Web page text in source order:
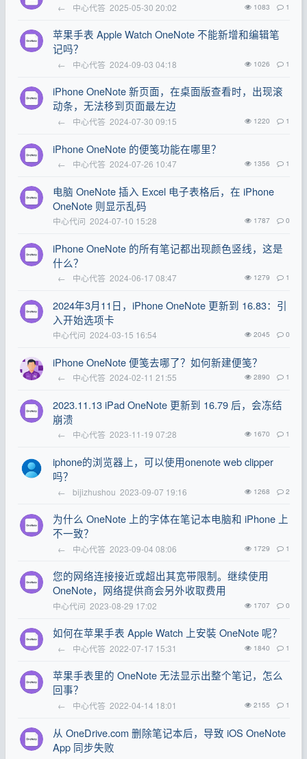
← 中心代答 2025-05-30 20:02 1083 1
苹果手表 Apple Watch OneNote 不能新增和编辑笔
记吗？
← 中心代答 2024-09-03 04:18 1026 1
iPhone OneNote 新页面，在桌面版查看时，出现滚
动条，无法移到页面最左边
← 中心代答 2024-07-30 09:15 1220 1
iPhone OneNote 的便笺功能在哪里？
← 中心代答 2024-07-26 10:47 1356 1
电脑 OneNote 插入 Excel 电子表格后，在 iPhone
OneNote 则显示乱码
中心代问 2024-07-10 15:28 1787 0
iPhone OneNote 的所有笔记都出现颜色竖线，这是
什么？
← 中心代答 2024-06-17 08:47 1279 1
2024年3月11日，iPhone OneNote 更新到 16.83：引
入开始选项卡
中心代问 2024-03-15 16:54 2045 0
iPhone OneNote 便笺去哪了？如何新建便笺？
← 中心代答 2024-02-11 21:55 2890 1
2023.11.13 iPad OneNote 更新到 16.79 后，会冻结
崩溃
← 中心代答 2023-11-19 07:28 1670 1
iphone的浏览器上，可以使用onenote web clipper
吗？
← bijizhushou 2023-09-07 19:16 1268 2
为什么 OneNote 上的字体在笔记本电脑和 iPhone 上
不一致？
← 中心代答 2023-09-04 08:06 1729 1
您的网络连接接近或超出其宽带限制。继续使用
OneNote，网络提供商会另外收取费用
中心代问 2023-08-29 17:02 1707 0
如何在苹果手表 Apple Watch 上安裝 OneNote 呢？
← 中心代答 2022-07-17 15:31 1840 1
苹果手表里的 OneNote 无法显示出整个笔记，怎么
回事？
← 中心代答 2022-04-14 18:01 2155 1
从 OneDrive.com 删除笔记本后，导致 iOS OneNote
App 同步失败